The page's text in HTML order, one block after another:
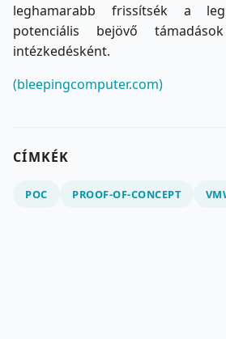
leghamarabb frissítsék a
potenciális bejövő
intézkedésként.
(bleepingcomputer.com)
CÍMKÉK
POC PROOF-OF-CONCEPT